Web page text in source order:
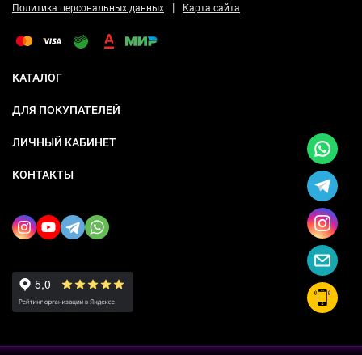
Политика персональных данных | Карта сайта
КАТАЛОГ
ДЛЯ ПОКУПАТЕЛЕЙ
ЛИЧНЫЙ КАБИНЕТ
КОНТАКТЫ